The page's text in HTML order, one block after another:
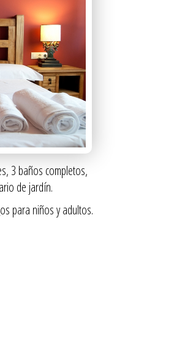
3 baños completos,
de jardín.
para niños y adultos.